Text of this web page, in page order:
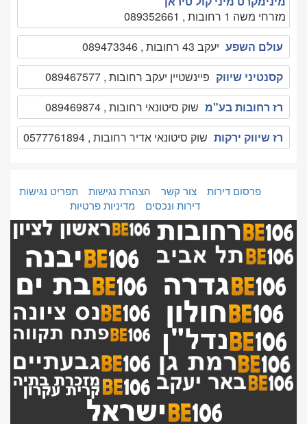
מזרחי משה 1 רחובות , 089352661
עולם השפע יעקב 43 רחובות , 089473346
קסנטיני שיווק פיינשטיין יעקב רחובות , 089467577
רז רחובות בע"מ שוק סיטונאי רחובות , 089469874
רז שיווק ירקות שוק סיטונאי אדיר רחובות , 0577761894
פרסום דירות צור קשר הצהרת נגישות
תפריט נגישות
דירות ונכסים
מדיניות פרטיות